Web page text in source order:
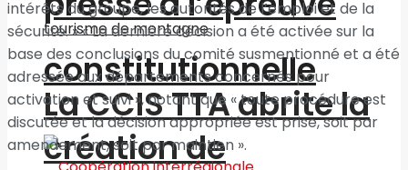
La CCIS TTA abrite la
création de
constitutionnelle
intérêts du groupe, les autorités de l’emploi et de la
sécurité. » « La dernière décision a été activée sur la
base des conclusions du comité susmentionné et a été
adressée aux départements concernés pour
activation et suivi », notant que « toute procédure est
discutée et la décision appropriée est prise, soit par
amendement, soit par maintien ».